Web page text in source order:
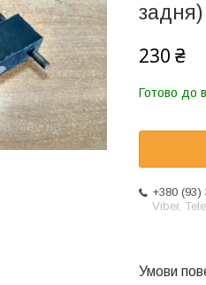
задня)
230 ₴
Готово до
+380 (93)
Viber,